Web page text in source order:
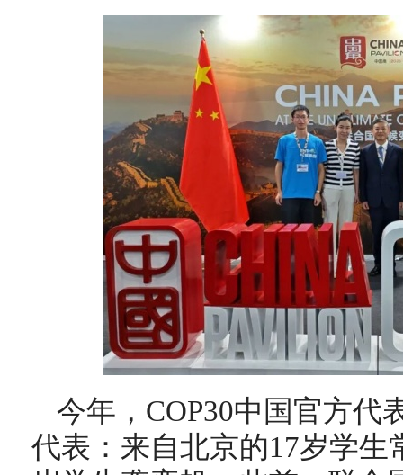
今年，COP30中国官方代
代表：来自北京的17岁学生